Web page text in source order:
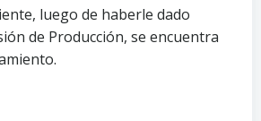
luego de haberle dado
de Producción, se encuentra